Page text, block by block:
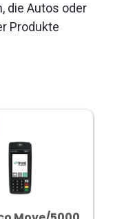
die Autos oder
Produkte